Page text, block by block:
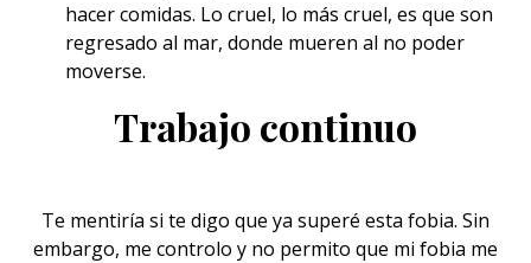
hacer comidas. Lo cruel, lo más cruel, es que son
regresado al mar, donde mueren al no poder
moverse.
Trabajo continuo
Te mentiría si te digo que ya superé esta fobia. Sin
embargo, me controlo y no permito que mi fobia me